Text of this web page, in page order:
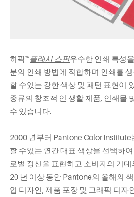
히팍™플래시 스펀우수한 인쇄 특성
분의 인쇄 방법에 적합하며 인쇄를
할 수있는 강한 색상 및 패턴 표현이
종류의 창조적 인 생활 제품, 인쇄물
수 있습니다.
2000 년부터 Pantone Color Institute
할 수있는 연간 대표 색상을 선택하
로벌 정신을 표현하고 소비자의 기
20 년 이상 동안 Pantone의 올해의
업 디자인, 제품 포장 및 그래픽 디자